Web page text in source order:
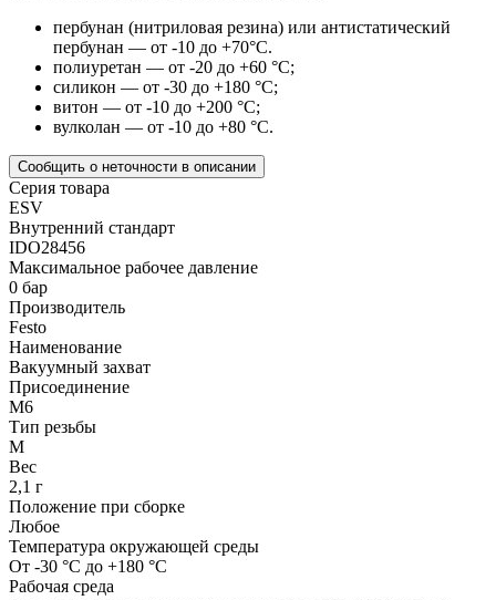
пербунан (нитриловая резина) или антистатический
пербунан — от -10 до +70°С.
полиуретан — от -20 до +60 °С;
силикон — от -30 до +180 °С;
витон — от -10 до +200 °С;
вулколан — от -10 до +80 °С.
Сообщить о неточности в описании
Серия товара
ESV
Внутренний стандарт
IDO28456
Максимальное рабочее давление
0 бар
Производитель
Festo
Наименование
Вакуумный захват
Присоединение
M6
Тип резьбы
M
Вес
2,1 г
Положение при сборке
Любое
Температура окружающей среды
От -30 °C до +180 °C
Рабочая среда